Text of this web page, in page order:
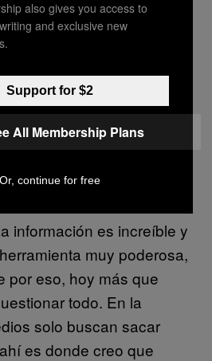
haces circular
al final la gente no
la en «era de la
los filtros y hay
En cambio, ¿tú dices
confundir
información es increíble y
muy poderosa,
por eso, hoy más que
todo. En la
solo buscan sacar
es donde creo que
also gives you access to
and exclusive new
Support for $2
All Membership Plans
Or, continue for free